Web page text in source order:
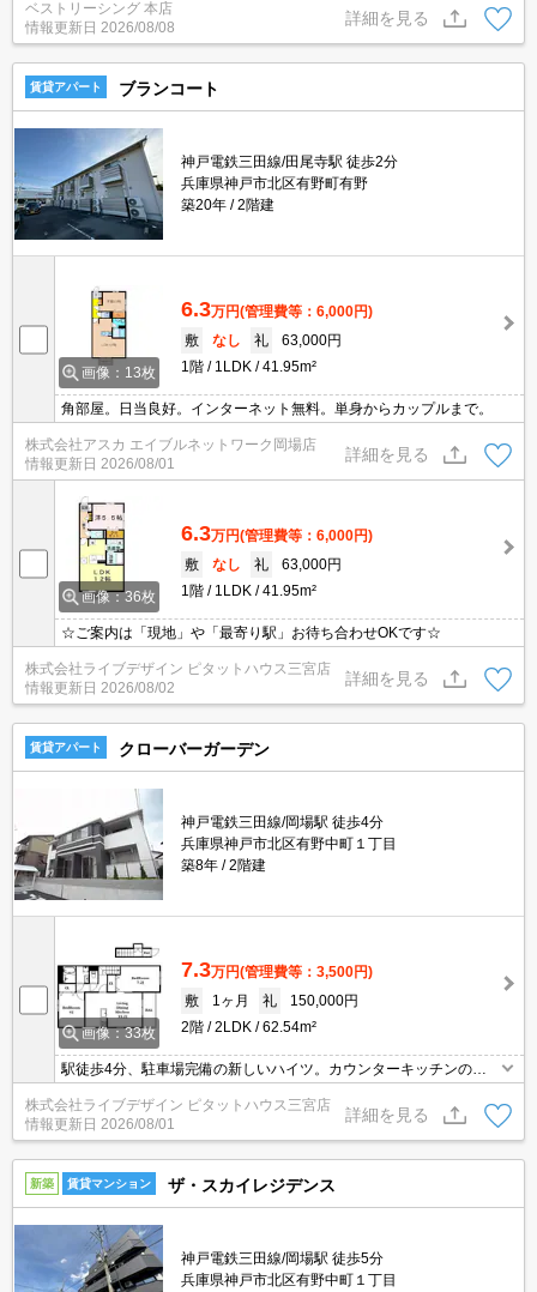
ベストリーシング 本店
情報更新日 2026/08/08
詳細を見る
賃貸アパート ブランコート
神戸電鉄三田線/田尾寺駅 徒歩2分
兵庫県神戸市北区有野町有野
築20年
2階建
画像：13枚
6.3万円(管理費等：6,000円)
敷
なし 礼
63,000円
1階
1LDK 41.95m²
角部屋。日当良好。インターネット無料。単身からカップルまで。
株式会社アスカ エイブルネットワーク岡場店
情報更新日 2026/08/01
詳細を見る
画像：36枚
6.3万円(管理費等：6,000円)
敷
なし 礼
63,000円
1階
1LDK 41.95m²
☆ご案内は「現地」や「最寄り駅」お待ち合わせOKです☆
株式会社ライブデザイン ピタットハウス三宮店
情報更新日 2026/08/02
詳細を見る
賃貸アパート クローバーガーデン
神戸電鉄三田線/岡場駅 徒歩4分
兵庫県神戸市北区有野中町１丁目
築8年
2階建
画像：33枚
7.3万円(管理費等：3,500円)
敷
1ヶ月 礼
150,000円
2階
2LDK 62.54m²
駅徒歩4分、駐車場完備の新しいハイツ。カウンターキッチンのか
っこいい間取り。南東向き4室限りのプライベート空間！
株式会社ライブデザイン ピタットハウス三宮店
情報更新日 2026/08/01
詳細を見る
新築 賃貸マンション ザ・スカイレジデンス
神戸電鉄三田線/岡場駅 徒歩5分
兵庫県神戸市北区有野中町１丁目